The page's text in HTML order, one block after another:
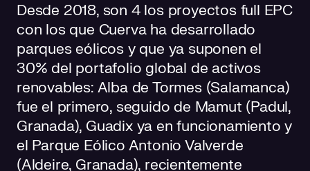
Desde 2018, son 4 los proyectos full EPC
con los que Cuerva ha desarrollado
parques eólicos y que ya suponen el
30% del portafolio global de activos
renovables: Alba de Tormes (Salamanca)
fue el primero, seguido de Mamut (Padul,
Granada), Guadix ya en funcionamiento y
el Parque Eólico Antonio Valverde
(Aldeire, Granada), recientemente